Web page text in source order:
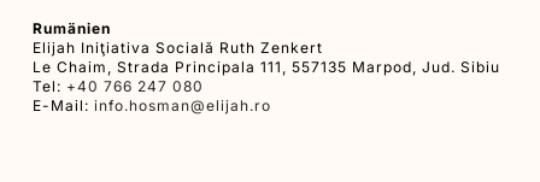
Rumänien
Elijah Iniţiativa Socială Ruth Zenkert
Le Chaim, Strada Principala 111, 557135 Marpod, Jud. Sibiu
Tel: +40 766 247 080
E-Mail: info.hosman@elijah.ro